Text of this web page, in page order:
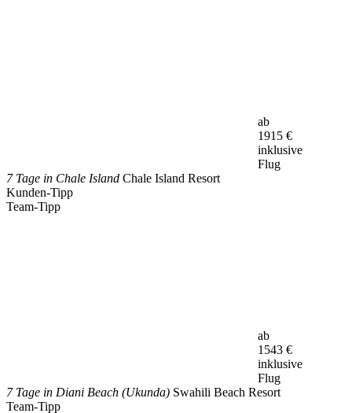
ab
1915 €
inklusive
Flug
7 Tage in Chale Island Chale Island Resort
Kunden-Tipp
Team-Tipp
ab
1543 €
inklusive
Flug
7 Tage in Diani Beach (Ukunda) Swahili Beach Resort
Team-Tipp